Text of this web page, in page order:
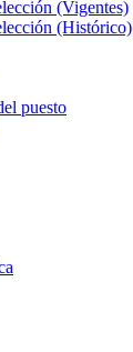
(Vigentes)
(Histórico)
puesto